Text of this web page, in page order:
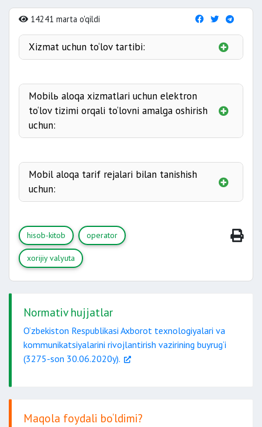
14241 marta o'qildi
Xizmat uchun to‘lov tartibi:
xorijiy valyutadan
Mobilь aloqa xizmatlari uchun elektron
to‘lov tizimi orqali to‘lovni amalga oshirish
uchun:
Payme
ushbu havolaga
Paynet
ushbu havolaga
Mobil aloqa tarif rejalari bilan tanishish
uchun:
Ucell
ushbu havolaga
Perfectum
ushbu havolaga
Uzmobile
hisob-kitob operator
xorijiy valyuta
Normativ hujjatlar
O‘zbekiston Respublikasi Axborot texnologiyalari va
kommunikatsiyalarini rivojlantirish vazirining buyrug‘i
(3275-son 30.06.2020y).
Maqola foydali bo‘ldimi?